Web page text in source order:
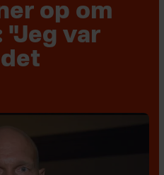
op om
"Jeg var